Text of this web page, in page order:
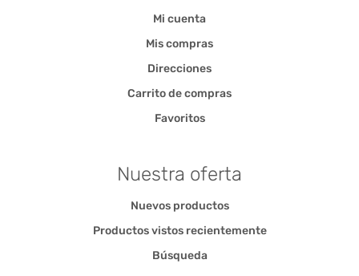
Mi cuenta
Mis compras
Direcciones
Carrito de compras
Favoritos
Nuestra oferta
Nuevos productos
Productos vistos recientemente
Búsqueda